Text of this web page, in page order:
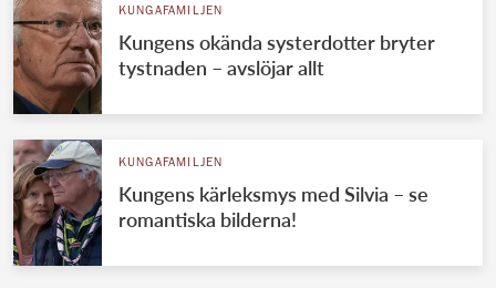
KUNGAFAMILJEN
Kungens okända systerdotter bryter
tystnaden – avslöjar allt
KUNGAFAMILJEN
Kungens kärleksmys med Silvia – se
romantiska bilderna!